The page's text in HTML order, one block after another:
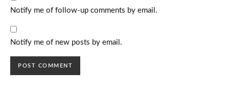
Notify me of follow-up comments by email.
Notify me of new posts by email.